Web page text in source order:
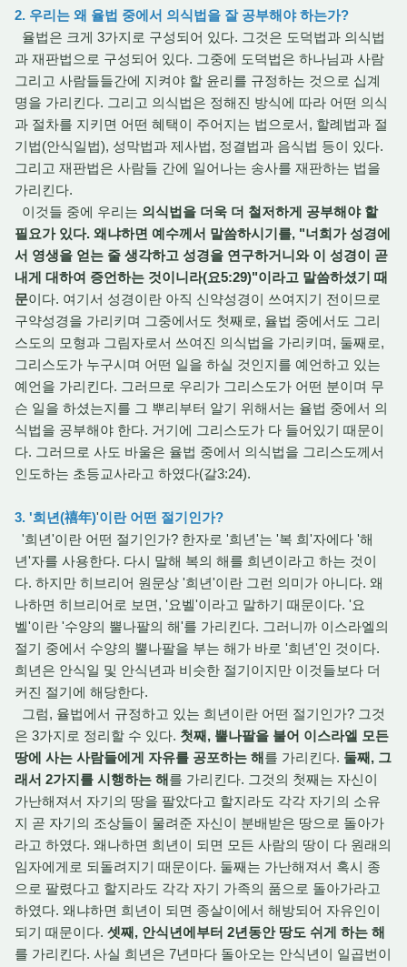
2. 우리는 왜 율법 중에서 의식법을 잘 공부해야 하는가?
율법은 크게 3가지로 구성되어 있다. 그것은 도덕법과 의식법
과 재판법으로 구성되어 있다. 그중에 도덕법은 하나님과 사람
그리고 사람들들간에 지켜야 할 윤리를 규정하는 것으로 십계
명을 가리킨다. 그리고 의식법은 정해진 방식에 따라 어떤 의식
과 절차를 지키면 어떤 혜택이 주어지는 법으로서, 할례법과 절
기법(안식일법), 성막법과 제사법, 정결법과 음식법 등이 있다.
그리고 재판법은 사람들 간에 일어나는 송사를 재판하는 법을
가리킨다.
이것들 중에 우리는 의식법을 더욱 더 철저하게 공부해야 할
필요가 있다. 왜냐하면 예수께서 말씀하시기를, "너희가 성경에
서 영생을 얻는 줄 생각하고 성경을 연구하거니와 이 성경이 곧
내게 대하여 증언하는 것이니라(요5:29)"이라고 말씀하셨기 때
문이다. 여기서 성경이란 아직 신약성경이 쓰여지기 전이므로
구약성경을 가리키며 그중에서도 첫째로, 율법 중에서도 그리
스도의 모형과 그림자로서 쓰여진 의식법을 가리키며, 둘째로,
그리스도가 누구시며 어떤 일을 하실 것인지를 예언하고 있는
예언을 가리킨다. 그러므로 우리가 그리스도가 어떤 분이며 무
슨 일을 하셨는지를 그 뿌리부터 알기 위해서는 율법 중에서 의
식법을 공부해야 한다. 거기에 그리스도가 다 들어있기 때문이
다. 그러므로 사도 바울은 율법 중에서 의식법을 그리스도께서
인도하는 초등교사라고 하였다(갈3:24).
3. '희년(禧年)'이란 어떤 절기인가?
'희년'이란 어떤 절기인가? 한자로 '희년'는 '복 희'자에다 '해
년'자를 사용한다. 다시 말해 복의 해를 희년이라고 하는 것이
다. 하지만 히브리어 원문상 '희년'이란 그런 의미가 아니다. 왜
나하면 히브리어로 보면, '요벨'이라고 말하기 때문이다. '요
벨'이란 '수양의 뿔나팔의 해'를 가리킨다. 그러니까 이스라엘의
절기 중에서 수양의 뿔나팔을 부는 해가 바로 '희년'인 것이다.
희년은 안식일 및 안식년과 비슷한 절기이지만 이것들보다 더
커진 절기에 해당한다.
그럼, 율법에서 규정하고 있는 희년이란 어떤 절기인가? 그것
은 3가지로 정리할 수 있다. 첫째, 뿔나팔을 불어 이스라엘 모든
땅에 사는 사람들에게 자유를 공포하는 해를 가리킨다. 둘째, 그
래서 2가지를 시행하는 해를 가리킨다. 그것의 첫째는 자신이
가난해져서 자기의 땅을 팔았다고 할지라도 각각 자기의 소유
지 곧 자기의 조상들이 물려준 자신이 분배받은 땅으로 돌아가
라고 하였다. 왜나하면 희년이 되면 모든 사람의 땅이 다 원래의
임자에게로 되돌려지기 때문이다. 둘째는 가난해져서 혹시 종
으로 팔렸다고 할지라도 각각 자기 가족의 품으로 돌아가라고
하였다. 왜냐하면 희년이 되면 종살이에서 해방되어 자유인이
되기 때문이다. 셋째, 안식년에부터 2년동안 땅도 쉬게 하는 해
를 가리킨다. 사실 희년은 7년마다 돌아오는 안식년이 일곱번이